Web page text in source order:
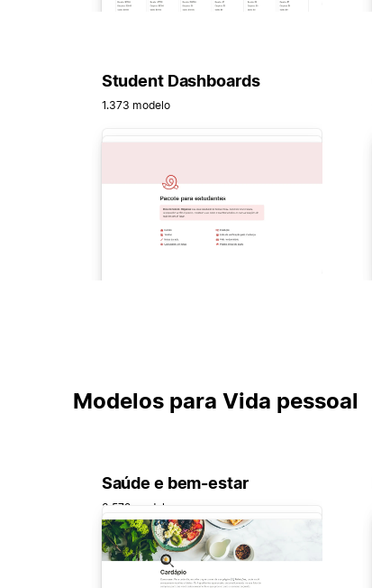
Student Dashboards
1.373 modelo
Modelos para Vida pessoal
Saúde e bem-estar
3.572 modelos